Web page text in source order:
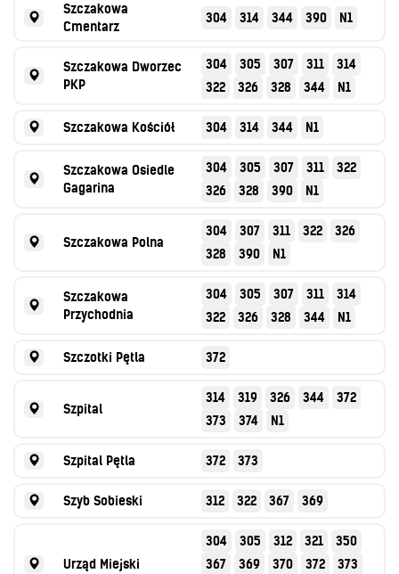
Szczakowa
Cmentarz
304 314 344 390 N1
Szczakowa Dworzec
PKP
304 305 307 311
314
322
326 328 344 N1
Szczakowa Kościół 304 314 344 N1
Szczakowa Osiedle
Gagarina
304 305 307 311
322
326
328 390 N1
Szczakowa Polna
304 307 311 322
326
328
390 N1
Szczakowa
Przychodnia
304 305 307 311
314
322
326 328 344 N1
Szczotki Pętla 372
Szpital
314 319 326 344
372
373
374 N1
Szpital Pętla 372 373
Szyb Sobieski 312 322 367 369
Urząd Miejski
304 305 312 321
350
367
369 370 372
373